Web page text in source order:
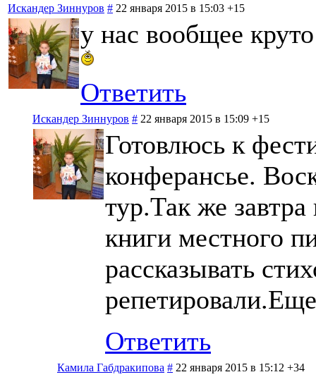
Искандер Зиннуров # 22 января 2015 в 15:03 +15
у нас вообщее круто
Ответить
Искандер Зиннуров # 22 января 2015 в 15:09 +15
Готовлюсь к
конферансье.
тур.Так же
книги местного
рассказывать
Ответить
Камила Габдракипова # 22 января 2015 в 15:12 +34